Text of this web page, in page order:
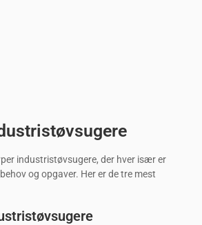
industristøvsugere, der hver især er
og opgaver. Her er de tre mest